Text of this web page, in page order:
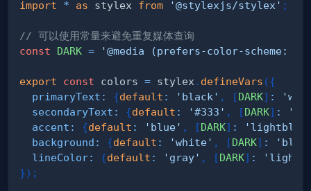
import * as stylex from '@stylexjs/stylex' ;
// 可以使用常量来避免重复媒体查询
const
DARK = '@media (prefers-color-scheme:
export const colors = stylex . defineVars ({
primaryText : {default : 'black' , [DARK] :
secondaryText : {default : '#333' , [DARK] :
accent : {default : 'blue' , [DARK] :
background : {default : 'white' , [DARK] :
lineColor: {default : 'gray' , [DARK] :
}) ;